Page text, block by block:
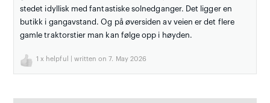
stedet idyllisk med fantastiske solnedganger. Det ligger en
butikk i gangavstand. Og på øversiden av veien er det flere
gamle traktorstier man kan følge opp i høyden.
1 x helpful | written on 7. May 2026